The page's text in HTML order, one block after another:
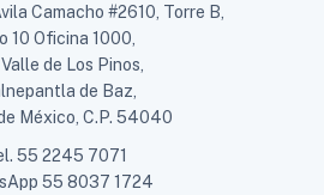
Camacho #2610, Torre B,
10 Oficina 1000,
de Los Pinos,
de Baz,
México, C.P. 54040
55 2245 7071
55 8037 1724